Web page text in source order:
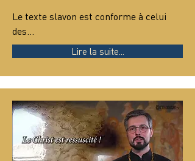
Le texte slavon est conforme à celui
des…
Lire la suite...